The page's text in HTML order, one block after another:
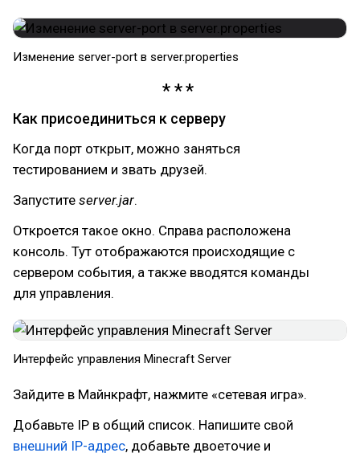
Изменение server-port в server.properties
Как присоединиться к серверу
Когда порт открыт, можно заняться
тестированием и звать друзей.
Запустите server.jar.
Откроется такое окно. Справа расположена
консоль. Тут отображаются происходящие с
сервером события, а также вводятся команды
для управления.
Интерфейс управления Minecraft Server
Зайдите в Майнкрафт, нажмите «сетевая игра».
Добавьте IP в общий список. Напишите свой
внешний IP-адрес, добавьте двоеточие и